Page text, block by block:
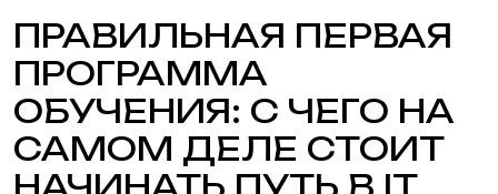
ПРОГРАММА
ОБУЧЕНИЯ: С ЧЕГО НА
САМОМ ДЕЛЕ СТОИТ
НАЧИНАТЬ ПУТЬ В IT
←Вернуться к списку